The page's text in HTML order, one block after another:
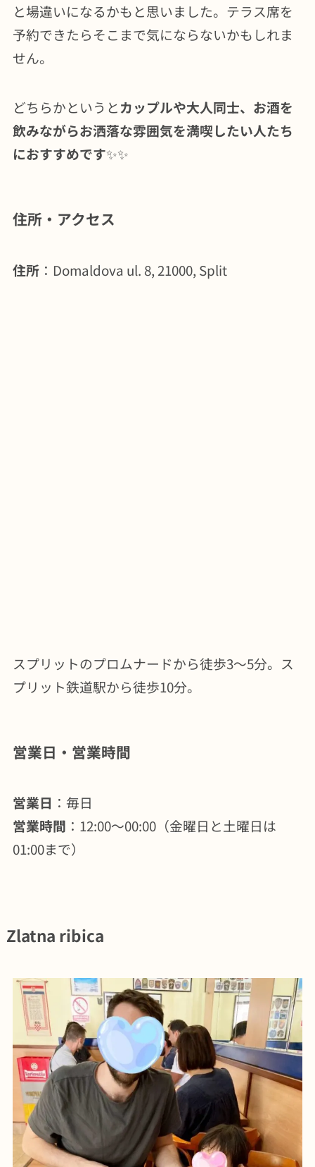
と場違いになるかもと思いました。テラス席を
予約できたらそこまで気にならないかもしれま
せん。
どちらかというとカップルや大人同士、お酒を
飲みながらお洒落な雰囲気を満喫したい人たち
におすすめです✨✨
住所・アクセス
住所：Domaldova ul. 8, 21000, Split
スプリットのプロムナードから徒歩3～5分。ス
プリット鉄道駅から徒歩10分。
営業日・営業時間
営業日 ：毎日
営業時間 ：12:00～00:00（金曜日と土曜日は
01:00まで）
Zlatna ribica